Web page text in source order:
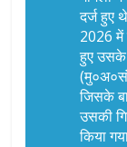
दर्ज हुए
2026
हुए
जिसके
उसकी
किया